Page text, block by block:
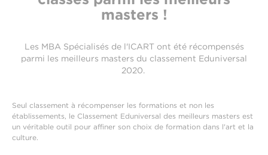
masters !
Les MBA Spécialisés de l'ICART ont été récompensés
parmi les meilleurs masters du classement Eduniversal
2020.
Seul classement à récompenser les formations et non les
établissements, le Classement Eduniversal des meilleurs masters est
un véritable outil pour affiner son choix de formation dans l'art et la
culture.